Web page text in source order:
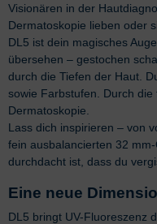
Visionären in der
Dermatoskopie lieben oder
DL5 ist dein magisches
übersehen – gestochen
durch die Tiefen der Haut.
sowie Farbstufen. Durch
Dermatoskopie.
Lass dich inspirieren – von
fein ausbalancierten 32
durchdacht ist, dass du
Eine neue
DL5 bringt UV-Fluoreszenz